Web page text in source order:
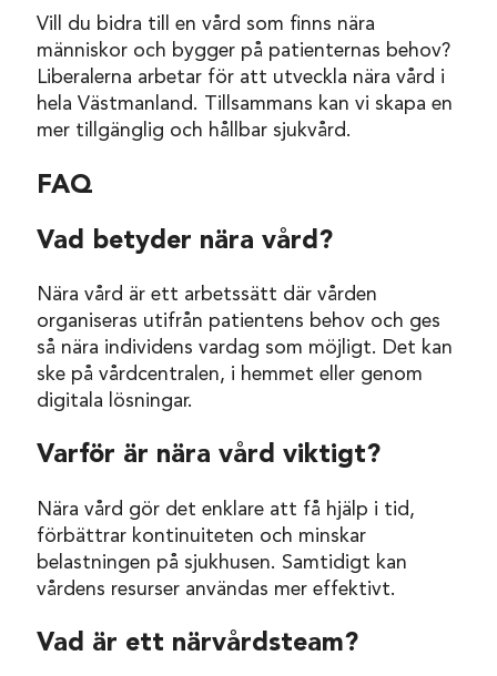
Vill du bidra till en vård som finns nära
människor och bygger på patienternas behov?
Liberalerna arbetar för att utveckla nära vård i
hela Västmanland. Tillsammans kan vi skapa en
mer tillgänglig och hållbar sjukvård.
FAQ
Vad betyder nära vård?
Nära vård är ett arbetssätt där vården
organiseras utifrån patientens behov och ges
så nära individens vardag som möjligt. Det kan
ske på vårdcentralen, i hemmet eller genom
digitala lösningar.
Varför är nära vård viktigt?
Nära vård gör det enklare att få hjälp i tid,
förbättrar kontinuiteten och minskar
belastningen på sjukhusen. Samtidigt kan
vårdens resurser användas mer effektivt.
Vad är ett närvårdsteam?